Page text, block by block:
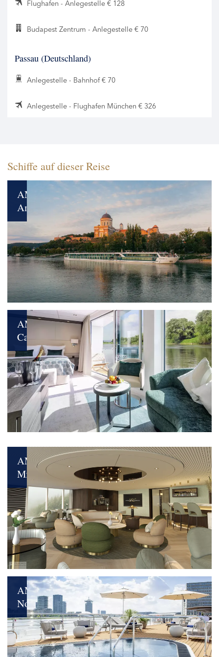
Flughafen - Anlegestelle € 128
Budapest Zentrum - Anlegestelle € 70
Passau (Deutschland)
Anlegestelle - Bahnhof € 70
Anlegestelle - Flughafen München € 326
Schiffe auf dieser Reise
AMADEUS
Amara
Neues
Kapitel
für
Reisen
AMADEUS
Cara
Volle
Leidenschaft
voraus
AMADEUS
Mira
Luxus
und
Nachhaltigkeit
perfekt
vereint:
unser
Flaggschiff
AMADEUS
Nova
Elektrisierende
Aussichten: